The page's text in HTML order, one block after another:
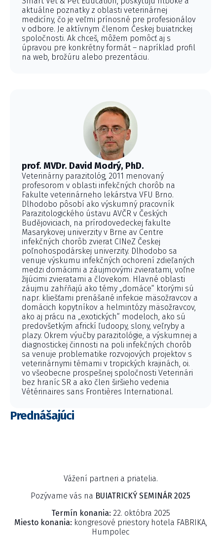
Prednášajúci
aktuálne poznatky z oblasti veterinárnej
medicíny, čo je veľmi prínosné pre profesionálov
v odbore. Je aktívnym členom Českej buiatrickej
spoločnosti. Ak chceš, môžem pomôcť aj s
úpravou pre konkrétny formát – napríklad profil
na web, brožúru alebo prezentáciu.
prof. MVDr. David Modrý, PhD.
Veterinárny parazitológ, 2011 menovaný
profesorom v oblasti infekčných chorôb na
Fakulte veterinárneho lekárstva VFU Brno.
Dlhodobo pôsobí ako výskumný pracovník
Parazitologického ústavu AVČR v Českých
Budějoviciach, na prírodovedeckej fakulte
Masarykovej univerzity v Brne av Centre
infekčných chorôb zvierat CINeZ Českej
poľnohospodárskej univerzity. Dlhodobo sa
venuje výskumu infekčných ochorení zdieľaných
medzi domácimi a záujmovými zvieratami, voľne
žijúcimi zvieratami a človekom. Hlavné oblasti
záujmu zahŕňajú ako témy „domáce“ ktorými sú
napr. kliešťami prenášané infekcie mäsožravcov a
domácich kopytníkov a helmintózy mäsožravcov,
ako aj prácu na „exotických“ modeloch, ako sú
predovšetkým africkí ľudoopy, slony, veľryby a
plazy. Okrem výučby parazitológie, a výskumnej a
diagnostickej činnosti na poli infekčných chorôb
sa venuje problematike rozvojových projektov s
veterinárnymi témami v tropických krajinách, oi.
vo všeobecne prospešnej spoločnosti Veterinári
bez hraníc SR a ako člen širšieho vedenia
Vétérinaires sans Frontières International.
Vážení partneri a priatelia.
Pozývame vás na BUIATRICKÝ SEMINÁR 2025
Termín konania: 22. októbra 2025
Miesto konania: kongresové priestory hotela FABRIKA,
Humpolec